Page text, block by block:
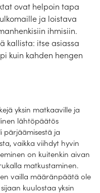
ovat helpoin tapa
ja loistava
ihmisiin.
kallista: itse asiassa
kuin kahden hengen
yksin matkaaville ja
lähtöpäätös
pärjäämisestä ja
vaikka viihdyt hyvin
on kuitenkin aivan
matkustaminen.
vailla määränpäätä ole
kuulostaa yksin